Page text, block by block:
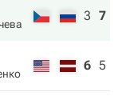
3 7
6 5